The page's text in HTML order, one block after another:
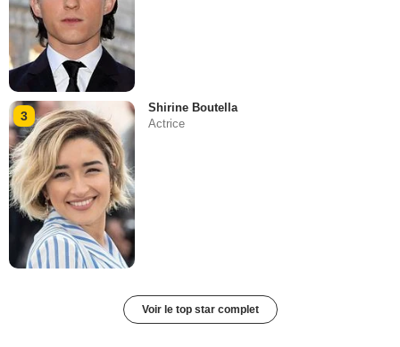
3
Shirine Boutella
Actrice
Voir le top star complet